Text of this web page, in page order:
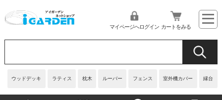
ウッドデッキ ラティス 枕木 ルーバー フェンス 室外機カバー 縁台
マイページへログイン カートをみる